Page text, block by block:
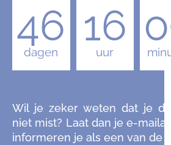
46
dagen
16
uur
Wil je zeker weten dat je de
niet mist? Laat dan je e-
informeren je als een van de